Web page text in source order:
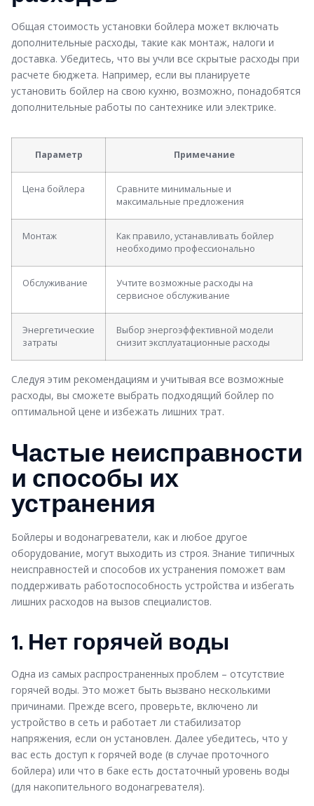
Общая стоимость установки бойлера может включать
дополнительные расходы, такие как монтаж, налоги и
доставка. Убедитесь, что вы учли все скрытые расходы при
расчете бюджета. Например, если вы планируете
установить бойлер на свою кухню, возможно, понадобятся
дополнительные работы по сантехнике или электрике.
Параметр Примечание
Цена бойлера
Сравните минимальные и
максимальные предложения
Монтаж
Как правило, устанавливать бойлер
необходимо профессионально
Обслуживание
Учтите возможные расходы на
сервисное обслуживание
Энергетические
затраты
Выбор энергоэффективной модели
снизит эксплуатационные расходы
Следуя этим рекомендациям и учитывая все возможные
расходы, вы сможете выбрать подходящий бойлер по
оптимальной цене и избежать лишних трат.
Частые неисправности
и способы их
устранения
Бойлеры и водонагреватели, как и любое другое
оборудование, могут выходить из строя. Знание типичных
неисправностей и способов их устранения поможет вам
поддерживать работоспособность устройства и избегать
лишних расходов на вызов специалистов.
1. Нет горячей воды
Одна из самых распространенных проблем – отсутствие
горячей воды. Это может быть вызвано несколькими
причинами. Прежде всего, проверьте, включено ли
устройство в сеть и работает ли стабилизатор
напряжения, если он установлен. Далее убедитесь, что у
вас есть доступ к горячей воде (в случае проточного
бойлера) или что в баке есть достаточный уровень воды
(для накопительного водонагревателя).